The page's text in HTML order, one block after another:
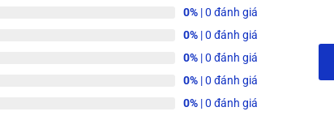
0% | 0 đánh giá
0% | 0 đánh giá
0% | 0 đánh giá
0% | 0 đánh giá
0% | 0 đánh giá